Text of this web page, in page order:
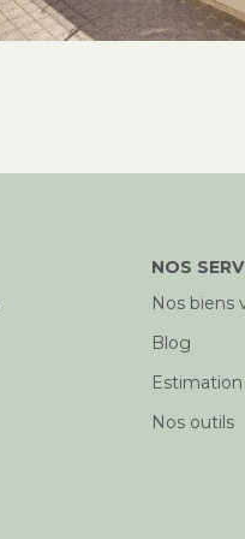
NOS
Nos biens
Blog
Estimation
Nos outils